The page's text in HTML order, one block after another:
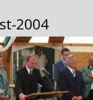
2004